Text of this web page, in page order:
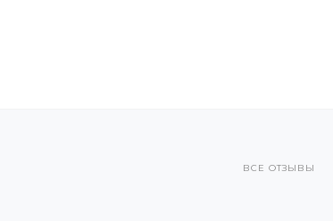
ВСЕ ОТЗЫВЫ